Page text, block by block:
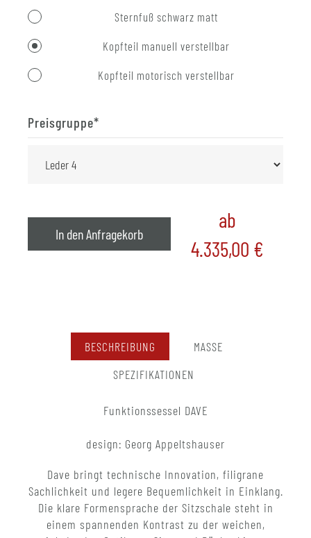
Sternfuß schwarz matt
Kopfteil manuell verstellbar
Kopfteil motorisch verstellbar
Preisgruppe*
In den Anfragekorb
ab
4.335,00 €
BESCHREIBUNG
MASSE
SPEZIFIKATIONEN
Funktionssessel DAVE
design: Georg Appeltshauser
Dave bringt technische Innovation, filigrane
Sachlichkeit und legere Bequemlichkeit in Einklang.
Die klare Formensprache der Sitzschale steht in
einem spannenden Kontrast zu der weichen,